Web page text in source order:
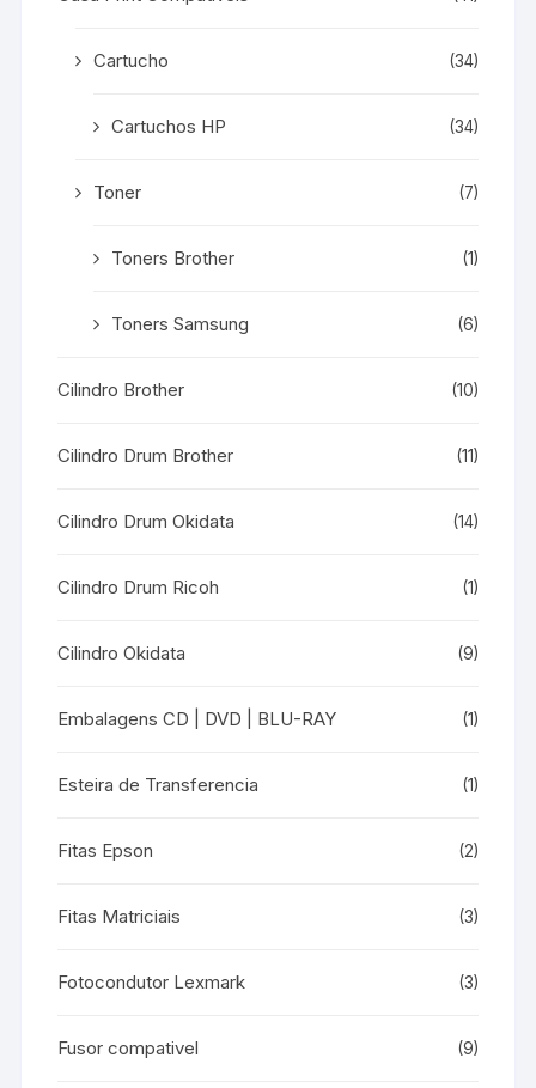
Cartucho (34)
Cartuchos HP (34)
Toner (7)
Toners Brother (1)
Toners Samsung (6)
Cilindro Brother (10)
Cilindro Drum Brother (11)
Cilindro Drum Okidata (14)
Cilindro Drum Ricoh (1)
Cilindro Okidata (9)
Embalagens CD | DVD | BLU-RAY (1)
Esteira de Transferencia (1)
Fitas Epson (2)
Fitas Matriciais (3)
Fotocondutor Lexmark (3)
Fusor compativel (9)